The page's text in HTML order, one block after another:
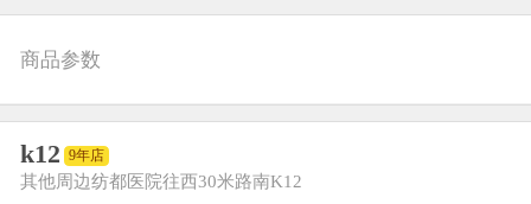
商品参数
k12 9年店
其他周边纺都医院往西30米路南K12